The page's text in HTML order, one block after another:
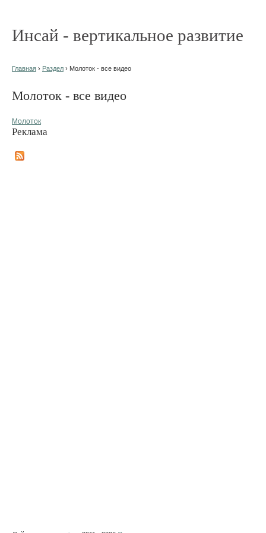
Инсай - вертикальное развитие
Главная › Раздел › Молоток - все видео
Молоток - все видео
Молоток
Реклама